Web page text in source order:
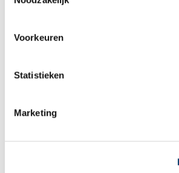
Voorkeuren
Statistieken
Marketing
Vereiste velden zijn gemarkeerd met *. Het
Naam*